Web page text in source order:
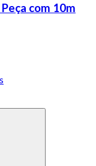
com 10m